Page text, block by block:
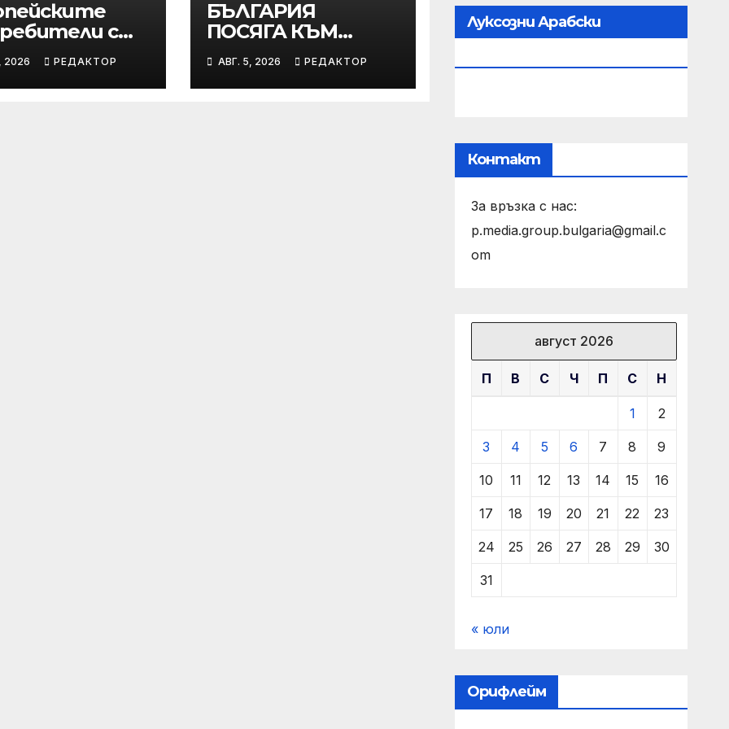
с
интерес
Galaxy Z
2026 РЕДАКТОР
БЪЛГАРИЯ
ПОСЯГА КЪМ
ЛЮТАТА
СВЕТОВНА ТИТЛА
АВГ. 5, 2026 РЕДАКТОР
Луксозни Арабски
Контакт
За връзка с нас:
p.media.group.bulgaria@gmail.c
om
август 2026
П В С Ч П С Н
1 2
3 4 5 6 7 8 9
10 11 12 13 14 15 16
17 18 19 20 21 22 23
24 25 26 27 28 29 30
31
« юли
Орифлейм